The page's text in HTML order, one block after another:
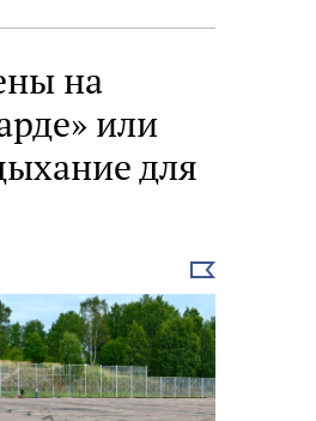
на
или
для
Выбрать
новость